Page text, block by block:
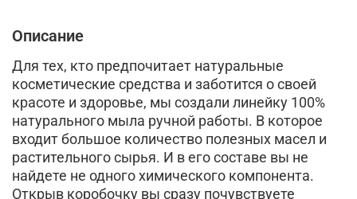
Описание
Для тех, кто предпочитает натуральные
косметические средства и заботится о своей
красоте и здоровье, мы создали линейку 100%
натурального мыла ручной работы. В которое
входит большое количество полезных масел и
растительного сырья. И в его составе вы не
найдете не одного химического компонента.
Открыв коробочку вы сразу почувствуете